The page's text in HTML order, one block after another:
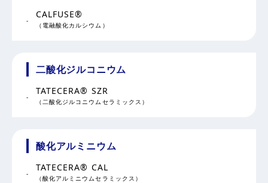
CALFUSE®
（電融酸化カルシウム）
二酸化ジルコニウム
TATECERA® SZR
（二酸化ジルコニウムセラミックス）
酸化アルミニウム
TATECERA® CAL
（酸化アルミニウムセラミックス）